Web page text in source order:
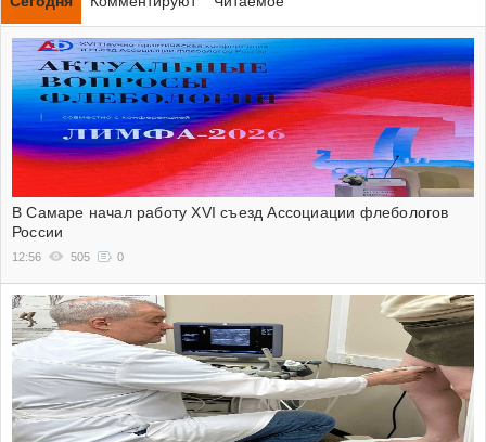
В Самаре начал работу XVI съезд Ассоциации флебологов
России
12:56 505 0